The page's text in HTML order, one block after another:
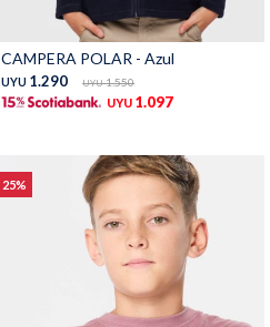
CAMPERA POLAR - Azul
UYU 1.290 UYU 1.550
UYU 1.097
25